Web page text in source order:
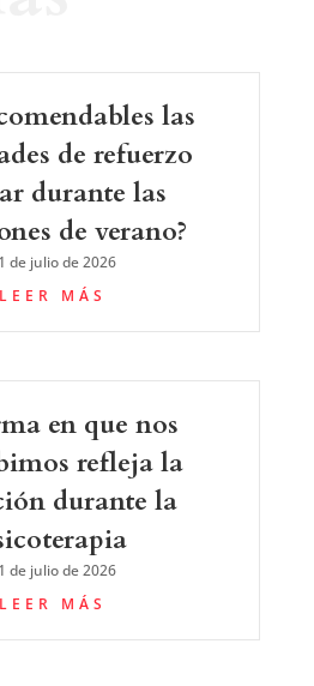
las
de refuerzo
durante las
de verano?
de julio de 2026
LEER MÁS
en que nos
refleja la
durante la
de julio de 2026
LEER MÁS